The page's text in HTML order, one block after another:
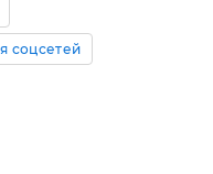
соцсетей